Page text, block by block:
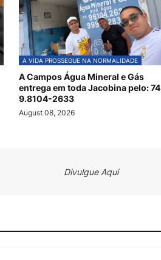
A VIDA PROSSEGUE NA NORMALIDADE
A Campos Água Mineral e Gás
entrega em toda Jacobina pelo: 74
9.8104-2633
August 08, 2026
Divulgue Aqui